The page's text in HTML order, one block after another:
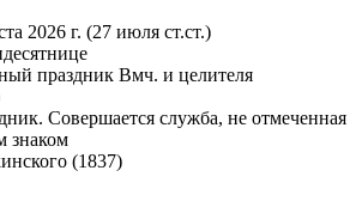
2026 г. (27 июля ст.ст.)
Вмч. и целителя
(1837)